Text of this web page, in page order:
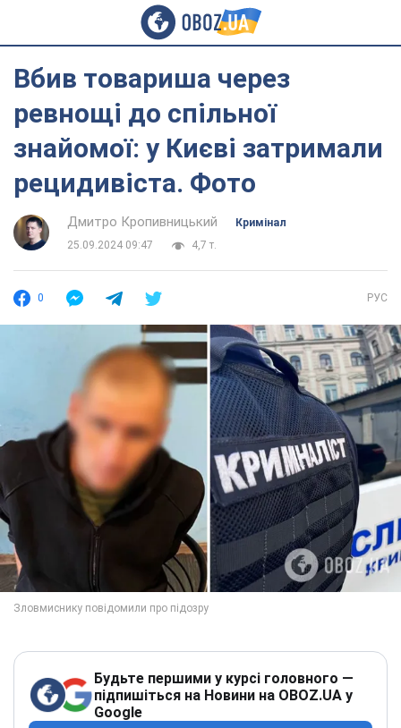
Вбив товариша через
ревнощі до спільної
знайомої: у Києві затримали
рецидивіста. Фото
Дмитро Кропивницький
Кримінал
25.09.2024 09:47
4,7 т.
0 РУС
Будьте першими у курсі головного —
підпишіться на Новини на OBOZ.UA у
Google